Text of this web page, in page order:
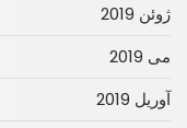
ژوئن 2019
می 2019
آوریل 2019